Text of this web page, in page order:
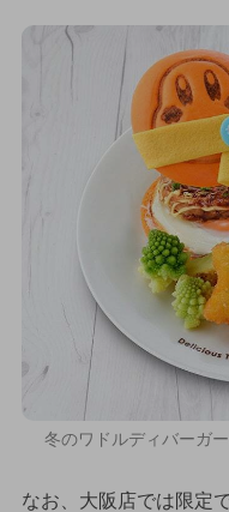
冬のワドルディバーガ
なお、大阪店では限定